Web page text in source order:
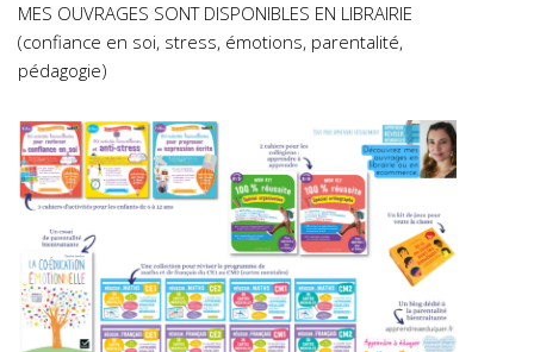
MES OUVRAGES SONT DISPONIBLES EN LIBRAIRIE
(confiance en soi, stress, émotions, parentalité,
pédagogie)